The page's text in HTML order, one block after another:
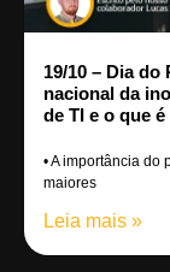
19/10 – Dia
nacional da
de TI e o que
• A importância do
maiores
Leia mais »